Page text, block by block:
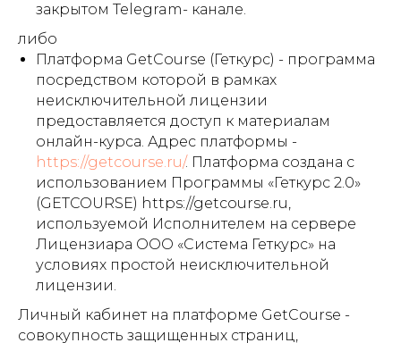
закрытом Telegram- канале.
либо
Платформа GetCourse (Геткурс) - программа
посредством которой в рамках
неисключительной лицензии
предоставляется доступ к материалам
онлайн-курса. Адрес платформы -
https://getcourse.ru/. Платформа создана с
использованием Программы «Геткурс 2.0»
(GETCOURSE) https://getcourse.ru,
используемой Исполнителем на сервере
Лицензиара ООО «Система Геткурс» на
условиях простой неисключительной
лицензии.
Личный кабинет на платформе GetCourse -
совокупность защищенных страниц,